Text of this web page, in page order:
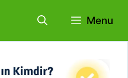
Menu